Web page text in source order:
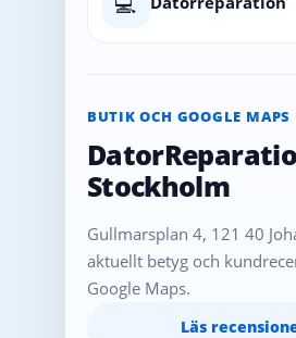
BUTIK OCH GOOGLE MAPS
Stockholm
Gullmarsplan 4, 121 40
aktuellt betyg och
Google Maps.
Läs